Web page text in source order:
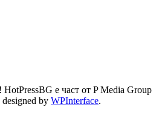
е част от P Media Group
by WPInterface.